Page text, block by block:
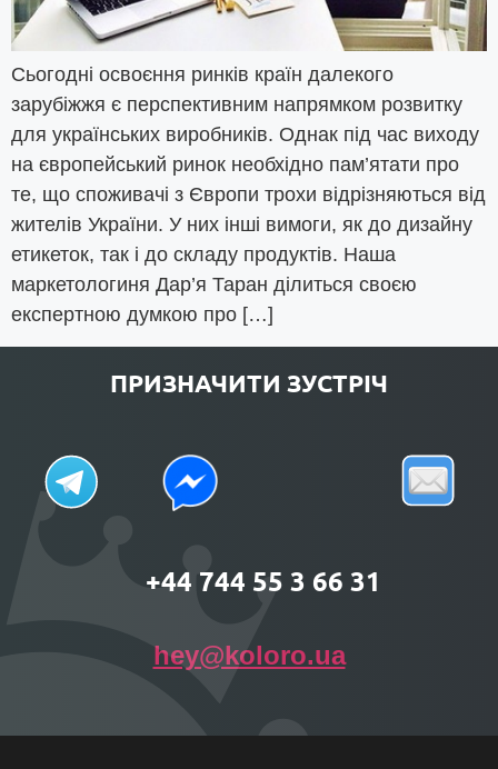
Сьогодні освоєння ринків країн далекого
зарубіжжя є перспективним напрямком розвитку
для українських виробників. Однак під час виходу
на європейський ринок необхідно пам’ятати про
те, що споживачі з Європи трохи відрізняються від
жителів України. У них інші вимоги, як до дизайну
етикеток, так і до складу продуктів. Наша
маркетологиня Дар’я Таран ділиться своєю
експертною думкою про […]
ПРИЗНАЧИТИ ЗУСТРІЧ
+44 744 55 3 66 31
hey@koloro.ua